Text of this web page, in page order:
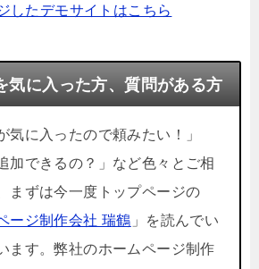
したデモサイトはこちら
気に入った方、質問がある方
気に入ったので頼みたい！」
加できるの？」など色々とご相
まずは今一度トップページの
ージ制作会社 瑞鶴 」を読んでい
ます。弊社のホームページ制作